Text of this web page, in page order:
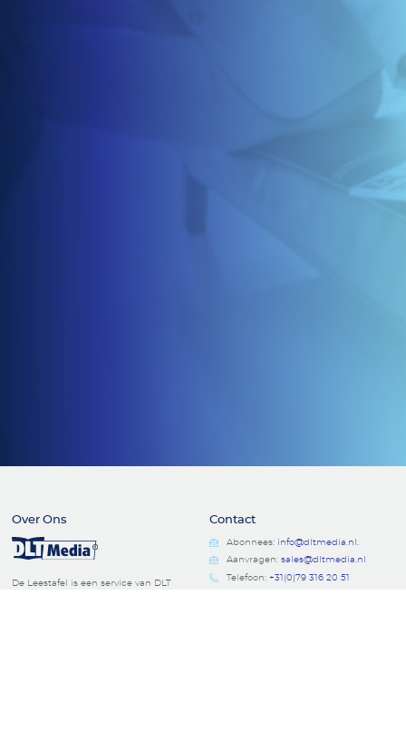
Over Ons
De Leestafel is een service van DLT
Contact
Abonnees: info@dltmedia.nl.
Aanvragen: sales@dltmedia.nl
Telefoon: +31(0)79 316 20 51